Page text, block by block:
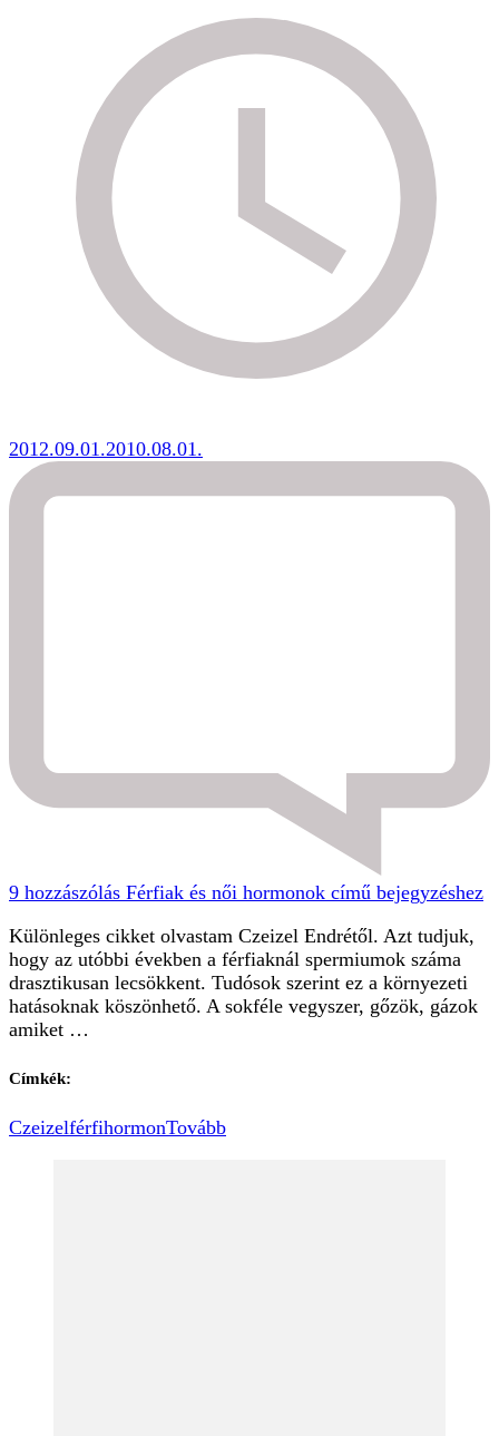
2012.09.01.2010.08.01.
9 hozzászólás Férfiak és női hormonok című bejegyzéshez
Különleges cikket olvastam Czeizel Endrétől. Azt tudjuk,
hogy az utóbbi években a férfiaknál spermiumok száma
drasztikusan lecsökkent. Tudósok szerint ez a környezeti
hatásoknak köszönhető. A sokféle vegyszer, gőzök, gázok
amiket …
Címkék:
CzeizelférfihormonTovább